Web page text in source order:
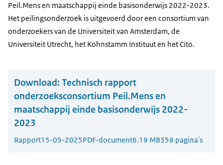
Peil.Mens en maatschappij einde basisonderwijs 2022-2023.
Het peilingsonderzoek is uitgevoerd door een consortium van
onderzoekers van de Universiteit van Amsterdam, de
Universiteit Utrecht, het Kohnstamm Instituut en het Cito.
Download: Technisch rapport
onderzoeksconsortium Peil.Mens en
maatschappij einde basisonderwijs 2022-
2023
Rapport15-05-2025PDF-document6.19 MB358 pagina's